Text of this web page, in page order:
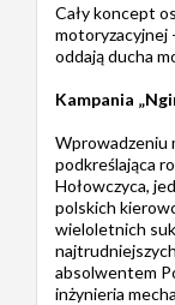
Cały koncept
motoryzacyjnej
oddają ducha
Kampania
Wprowadzeniu
podkreślająca
Hołowczyca,
polskich
wieloletnich
absolwentem
inżynieria